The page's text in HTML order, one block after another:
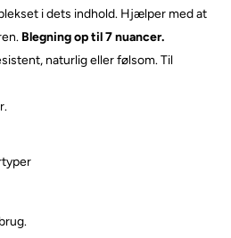
i dets indhold. Hjælper med at
Blegning op til 7 nuancer.
naturlig eller følsom. Til